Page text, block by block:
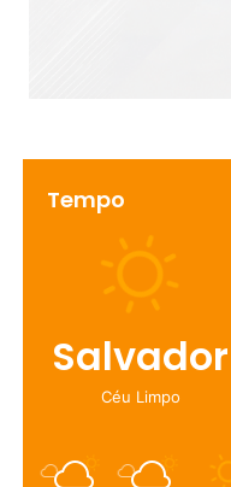
Tempo
Salvador
Céu Limpo